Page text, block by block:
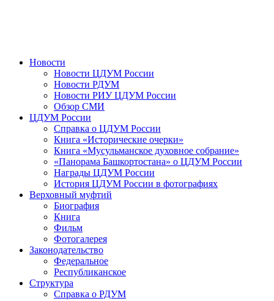
Новости
Новости ЦДУМ России
Новости РДУМ
Новости РИУ ЦДУМ России
Обзор СМИ
ЦДУМ России
Справка о ЦДУМ России
Книга «Исторические очерки»
Книга «Мусульманское духовное собрание»
«Панорама Башкортостана» о ЦДУМ России
Награды ЦДУМ России
История ЦДУМ России в фотографиях
Верховный муфтий
Биография
Книга
Фильм
Фотогалерея
Законодательство
Федеральное
Республиканское
Структура
Справка о РДУМ